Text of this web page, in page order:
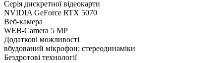
Серія дискретної відеокарти
NVIDIA GeForce RTX 5070
Веб-камера
WEB-Camera 5 MP
Додаткові можливості
вбудований мікрофон; стереодинаміки
Бездротові технології